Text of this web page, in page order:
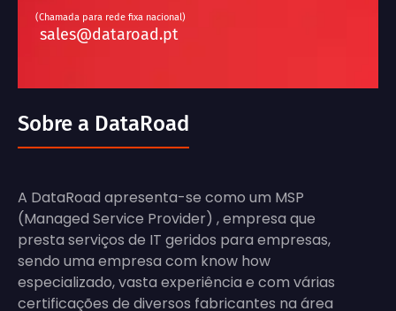
(Chamada para rede fixa nacional)
sales@dataroad.pt
Sobre a DataRoad
A DataRoad apresenta-se como um MSP
(Managed Service Provider) , empresa que
presta serviços de IT geridos para empresas,
sendo uma empresa com know how
especializado, vasta experiência e com várias
certificações de diversos fabricantes na área